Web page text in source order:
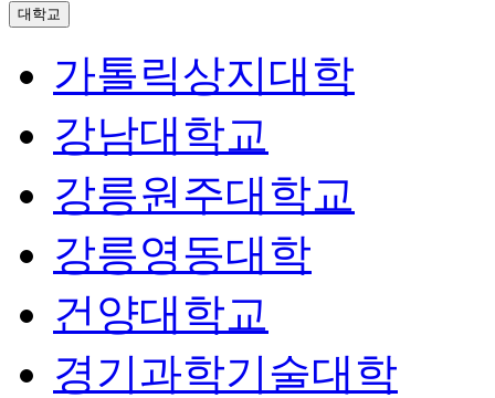
대학교
가톨릭상지대학
강남대학교
강릉원주대학교
강릉영동대학
건양대학교
경기과학기술대학